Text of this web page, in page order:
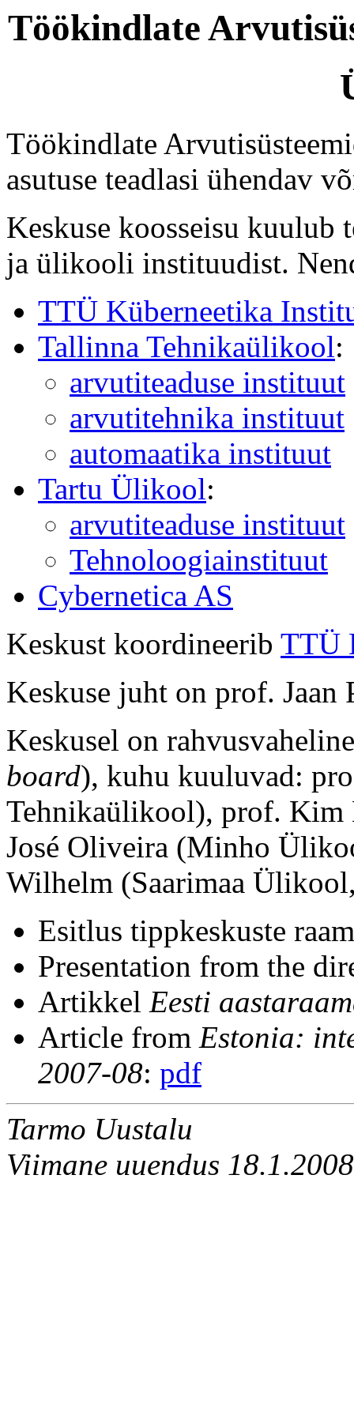
Töökindlate
Töökindlate
asutuse teadlasi ühendav
Keskuse koosseisu kuulub
ja ülikooli instituudist.
TTÜ Küberneetika
Tallinna Tehnikaülikool:
arvutiteaduse instituut
arvutitehnika instituut
automaatika instituut
Tartu Ülikool:
arvutiteaduse instituut
Tehnoloogiainstituut
Cybernetica AS
Keskust koordineerib TTÜ
Keskuse juht on prof. Jaan
Keskusel on
board), kuhu kuuluvad:
Tehnikaülikool), prof.
José Oliveira (Minho
Wilhelm (Saarimaa
Esitlus tippkeskuste
Presentation from the
Artikkel Eesti
Article from Estonia:
2007-08: pdf
Tarmo Uustalu
Viimane uuendus 18.1.2008